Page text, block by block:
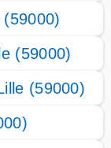
(59000)
(59000)